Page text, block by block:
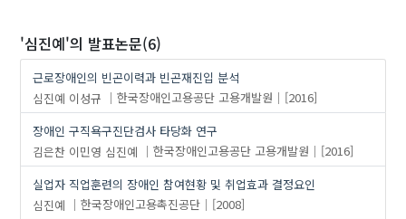
'심진예'의 발표논문(6)
근로장애인의 빈곤이력과 빈곤재진입 분석
심진예 이성규 한국장애인고용공단 고용개발원
[2016]
장애인 구직욕구진단검사 타당화 연구
김은찬 이민영 심진예 한국장애인고용공단 고용개발원
[2016]
실업자 직업훈련의 장애인 참여현황 및 취업효과 결정요인
심진예
한국장애인고용촉진공단
[2008]